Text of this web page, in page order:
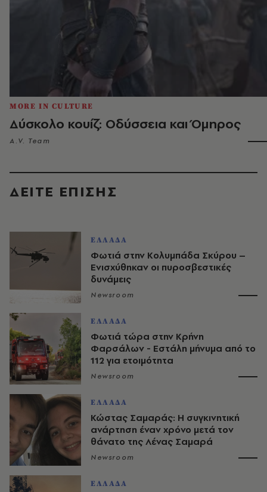
MORE IN CULTURE
Δύσκολο κουίζ: Οδύσσεια και Όμηρος
A.V. Team
ΔΕΙΤΕ ΕΠΙΣΗΣ
ΕΛΛΑΔΑ
Φωτιά στην Κολυμπάδα Σκύρου –
Ενισχύθηκαν οι πυροσβεστικές
δυνάμεις
Newsroom
ΕΛΛΑΔΑ
Φωτιά τώρα στην Κρήνη
Φαρσάλων - Εστάλη μήνυμα από το
112 για ετοιμότητα
Newsroom
ΕΛΛΑΔΑ
Κώστας Σαμαράς: Η συγκινητική
ανάρτηση έναν χρόνο μετά τον
θάνατο της Λένας Σαμαρά
Newsroom
ΕΛΛΑΔΑ